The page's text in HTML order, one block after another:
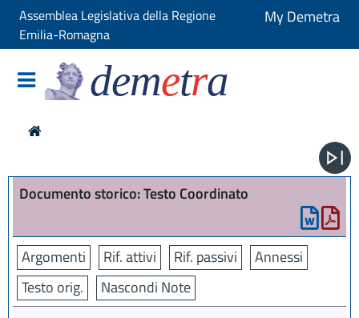
Assemblea Legislativa della Regione
Emilia-Romagna
My Demetra
demetra
Documento storico: Testo Coordinato
Argomenti Rif. attivi Rif. passivi
Annessi
Testo orig.
Nascondi Note